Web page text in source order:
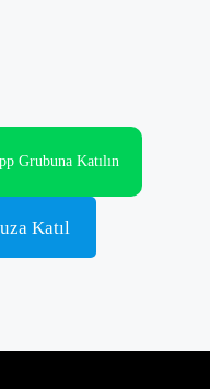
Grubuna Katılın
Katıl